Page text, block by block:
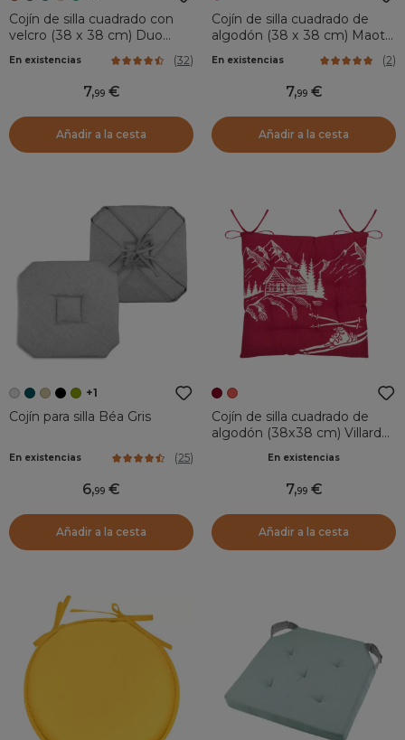
Cojín de silla cuadrado con
velcro (38 x 38 cm) Duo
En existencias (32)
7,99
Añadir a la cesta
Cojín de silla cuadrado de
algodón (38 x 38 cm) Maota
En existencias (2)
7,99
Añadir a la cesta
+1
Cojín para silla Béa Gris
En existencias (25)
6,99
Añadir a la cesta
Cojín de silla cuadrado de
algodón (38x38 cm) Villard
En existencias
7,99
Añadir a la cesta